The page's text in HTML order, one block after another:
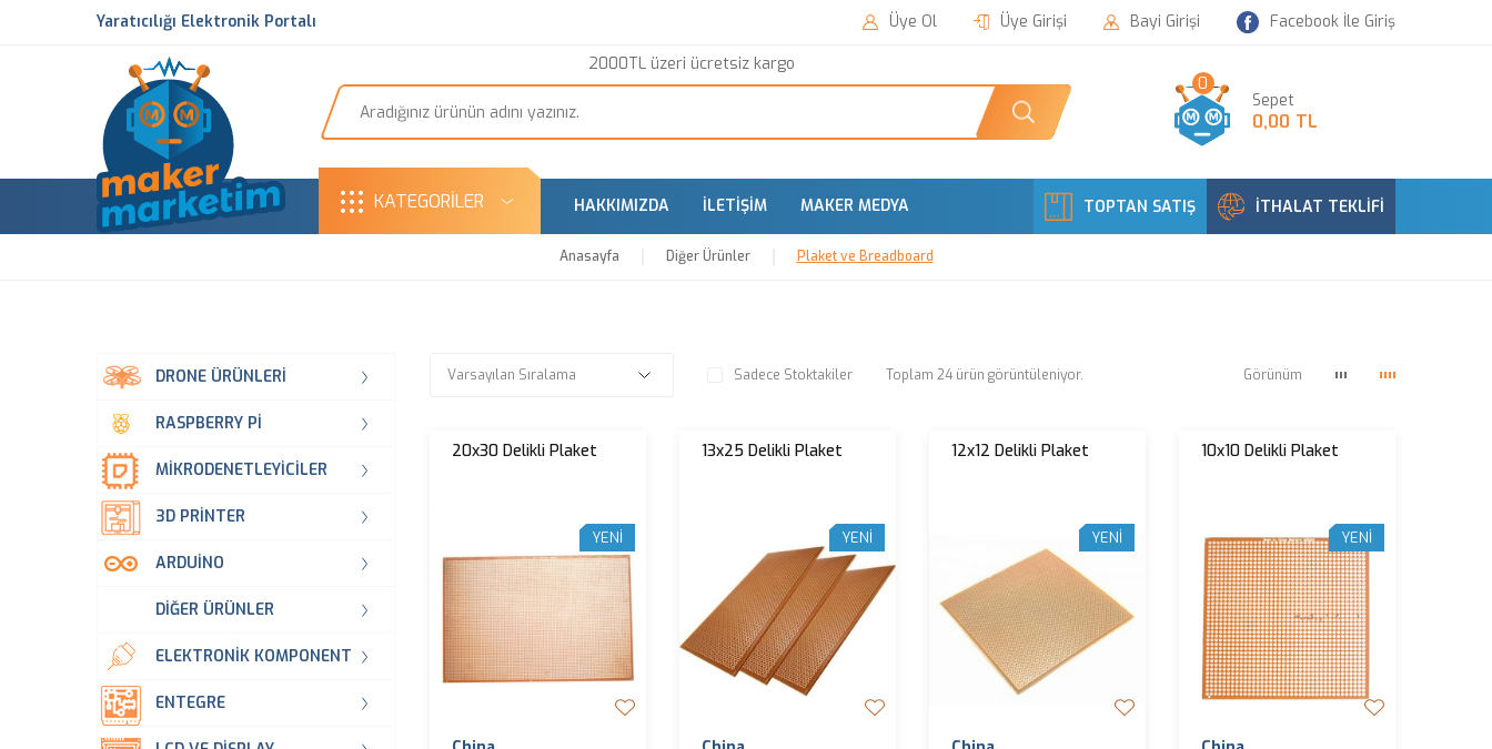
Yaratıcılığı Elektronik Portalı
2000TL üzeri ücretsiz kargo
Üye Ol Üye Girişi Bayi Girişi Facebook İle Giriş
0
Sepet
0,00 TL
KATEGORİLER HAKKIMIZDA İLETIŞIM MAKER MEDYA TOPTAN SATIŞ İTHALAT TEKLİFİ
Anasayfa Diğer Ürünler Plaket ve Breadboard
DRONE ÜRÜNLERI
RASPBERRY PI
MIKRODENETLEYICILER
3D PRINTER
ARDUINO
DIĞER ÜRÜNLER
ELEKTRONIK KOMPONENT
ENTEGRE
Sadece Stoktakiler Toplam 24 ürün görüntüleniyor. Görünüm
20x30 Delikli Plaket
YENI
13x25 Delikli Plaket
YENI
12x12 Delikli Plaket
YENI
10x10 Delikli Plaket
YENI